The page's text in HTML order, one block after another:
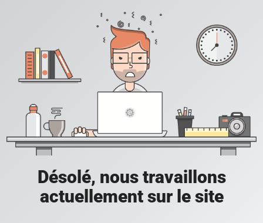
Désolé, nous travaillons
actuellement sur le site